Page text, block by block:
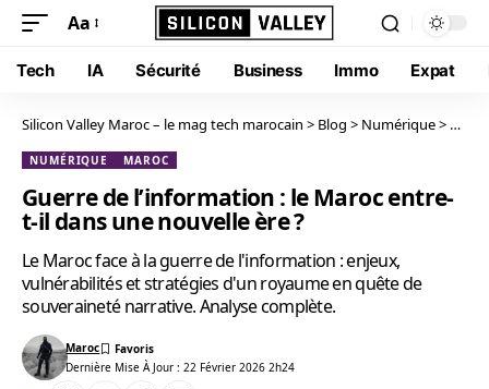
Aa
Tech IA Sécurité Business Immo Expat
Silicon Valley Maroc – le mag tech marocain > Blog > Numérique>
NUMÉRIQUE MAROC
Guerre de l’information : le Maroc entre-
t-il dans une nouvelle ère ?
Le Maroc face à la guerre de l'information : enjeux,
vulnérabilités et stratégies d'un royaume en quête de
souveraineté narrative. Analyse complète.
Dernière Mise À Jour : 22 Février 2026 2h24
Maroc